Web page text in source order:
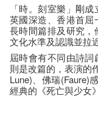
「時。刻室樂」剛
英國深造、香港首屈
長時間篇排及研究
文化水準及認識並拉
屆時會有不同由詩
則是改篇的，表演的
Lune)、佛瑞(Faure)
經典的《死亡與少女》